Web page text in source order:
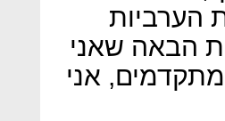
הערביות
הבאה שאני
אני